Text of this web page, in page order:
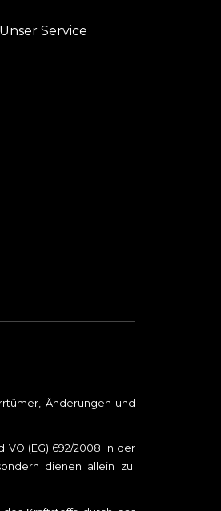
Unser Service
Änderungen und
VO (EG) 692/2008 in der
dienen allein zu